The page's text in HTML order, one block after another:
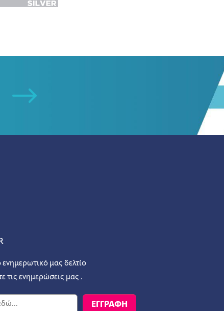
ενημερωτικό μας δελτίο
τις ενημερώσεις μας .